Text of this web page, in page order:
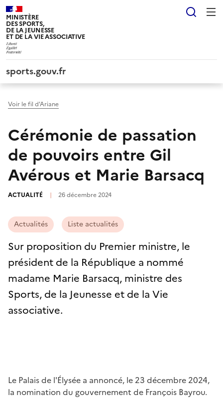
MINISTÈRE
DES SPORTS,
DE LA JEUNESSE
ET DE LA VIE ASSOCIATIVE
sports.gouv.fr
Voir le fil d'Ariane
Cérémonie de passation
de pouvoirs entre Gil
Avérous et Marie Barsacq
ACTUALITÉ | 26 décembre 2024
Actualités Liste actualités
Sur proposition du Premier ministre, le
président de la République a nommé
madame Marie Barsacq, ministre des
Sports, de la Jeunesse et de la Vie
associative.
Le Palais de l'Élysée a annoncé, le 23 décembre 2024,
la nomination du gouvernement de François Bayrou.
Panneau de gestion des cookies tarteaucitron